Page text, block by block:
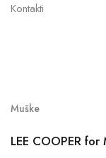
Kontakti
Muške
LEE COOPER for